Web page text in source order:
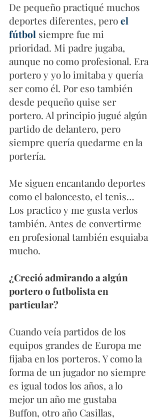
De pequeño practiqué muchos
deportes diferentes, pero el
fútbol siempre fue mi
prioridad. Mi padre jugaba,
aunque no como profesional. Era
portero y yo lo imitaba y quería
ser como él. Por eso también
desde pequeño quise ser
portero. Al principio jugué algún
partido de delantero, pero
siempre quería quedarme en la
portería.
Me siguen encantando deportes
como el baloncesto, el tenis…
Los practico y me gusta verlos
también. Antes de convertirme
en profesional también esquiaba
mucho.
¿Creció admirando a algún
portero o futbolista en
particular?
Cuando veía partidos de los
equipos grandes de Europa me
fijaba en los porteros. Y como la
forma de un jugador no siempre
es igual todos los años, a lo
mejor un año me gustaba
Buffon, otro año Casillas,